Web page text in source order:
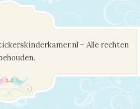
– Alle rechten